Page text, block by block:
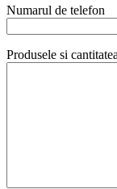
Numarul de telefon
Produsele si